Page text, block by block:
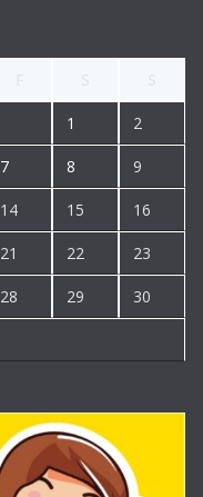
1 2
7 8 9
14 15 16
21 22 23
28 29 30